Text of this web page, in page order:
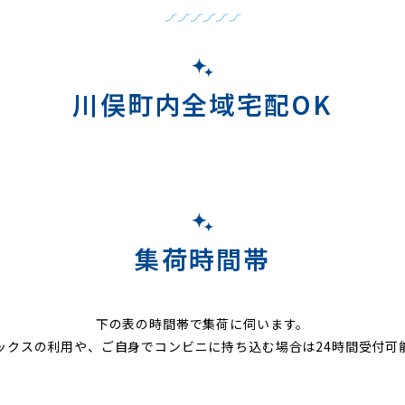
川俣町内全域宅配OK
集荷時間帯
下の表の時間帯で集荷に伺います。
クスの利用や、ご自身でコンビニに持ち込む場合は24時間受付可